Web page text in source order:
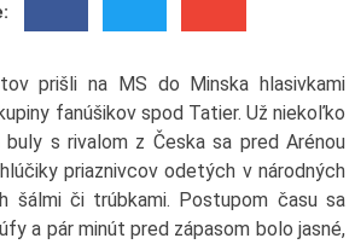
prišli na MS do Minska hlasivkami
fanúšikov spod Tatier. Už niekoľko
s rivalom z Česka sa pred Arénou
priaznivcov odetých v národných
šálmi či trúbkami. Postupom času sa
a pár minút pred zápasom bolo jasné,